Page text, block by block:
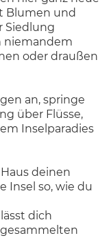
Blumen und
Siedlung
niemandem
oder draußen
an, springe
über Flüsse,
Inselparadies
deinen
Insel so, wie du
dich